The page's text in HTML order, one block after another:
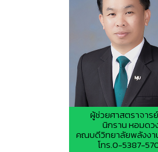
ผู้ช่วยศาสตราจาร
นิกราน หอมดว
คณบดีวิทยาลัยพลังงา
โทร.0-5387-